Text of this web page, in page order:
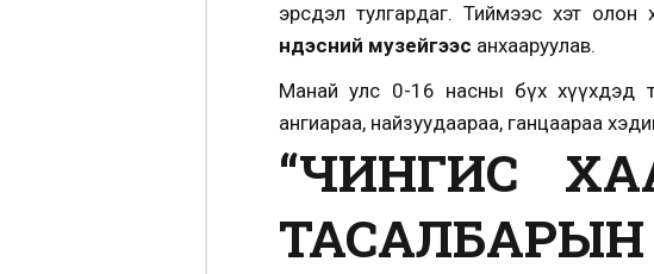
эрсдэл тулгардаг. Тиймээс хэт
үндэсний музейгээс анхааруулав.
Манай улс 0-16 насны бүх хүүхдэд
ангиараа, найзуудаараа, ганцаараа
“ЧИНГИС
ТАСАЛБАРЫН